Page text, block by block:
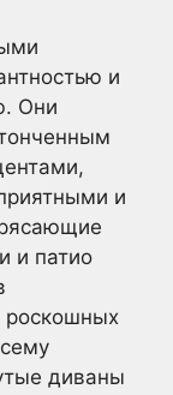
и
Они
и
и патио
роскошных
диваны